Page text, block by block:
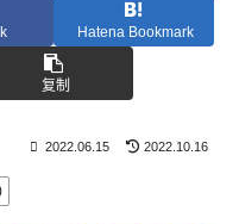
Hatena Bookmark
复制
2022.06.15 2022.10.16